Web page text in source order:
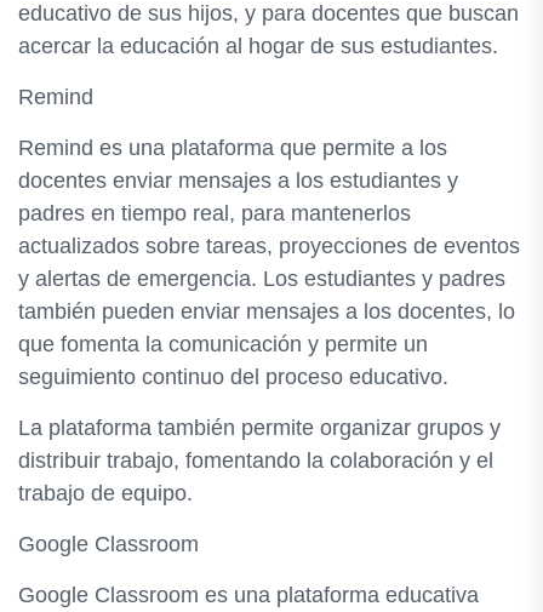
educativo de sus hijos, y para docentes que buscan
acercar la educación al hogar de sus estudiantes.
Remind
Remind es una plataforma que permite a los
docentes enviar mensajes a los estudiantes y
padres en tiempo real, para mantenerlos
actualizados sobre tareas, proyecciones de eventos
y alertas de emergencia. Los estudiantes y padres
también pueden enviar mensajes a los docentes, lo
que fomenta la comunicación y permite un
seguimiento continuo del proceso educativo.
La plataforma también permite organizar grupos y
distribuir trabajo, fomentando la colaboración y el
trabajo de equipo.
Google Classroom
Google Classroom es una plataforma educativa